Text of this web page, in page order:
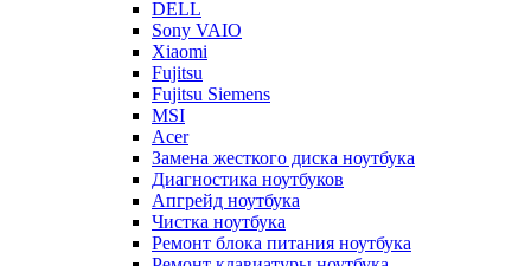
DELL
Sony VAIO
Xiaomi
Fujitsu
Fujitsu Siemens
MSI
Acer
Замена жесткого диска ноутбука
Диагностика ноутбуков
Апгрейд ноутбука
Чистка ноутбука
Ремонт блока питания ноутбука